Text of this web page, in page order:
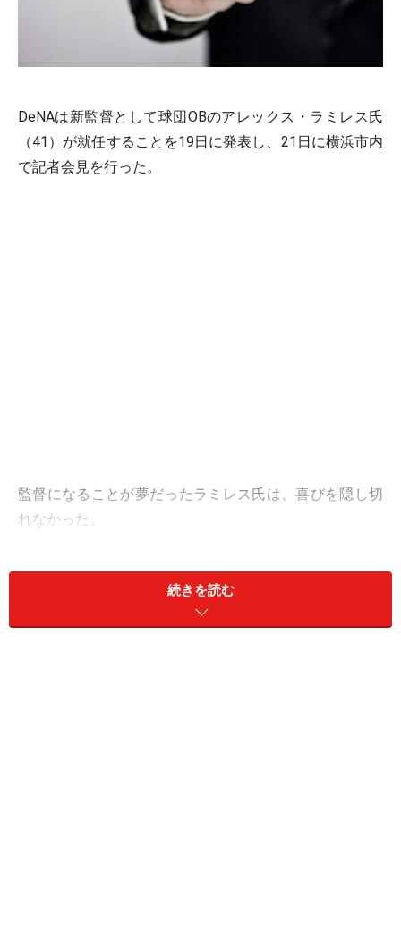
DeNAは新監督として球団OBのアレックス・ラミレス氏
（41）が就任することを19日に発表し、21日に横浜市内
で記者会見を行った。
監督になることが夢だったラミレス氏は、喜びを隠し切
れなかった。
「選手としてDeNAに来た時に、多くの若い選手、能力
のある選手とプレーした。もう一度ここに戻ってくるこ
とができ、キャリアを再スタートすることは、まさに夢
続きを読む